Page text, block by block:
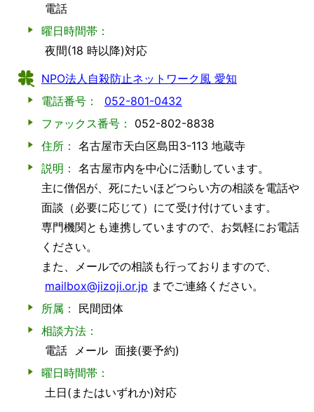
電話
曜日時間帯：
夜間(18 時以降)対応
NPO法人自殺防止ネットワーク風 愛知
電話番号：
052-801-0432
ファックス番号：
052-802-8838
住所： 名古屋市天白区島田3-113 地蔵寺
説明： 名古屋市内を中心に活動しています。
主に僧侶が、死にたいほどつらい方の相談を電話や
面談（必要に応じて）にて受け付けています。
専門機関とも連携していますので、お気軽にお電話
ください。
また、メールでの相談も行っておりますので、
mailbox@jizoji.or.jp までご連絡ください。
所属：
民間団体
相談方法：
電話
メール 面接(要予約)
曜日時間帯：
土日(またはいずれか)対応